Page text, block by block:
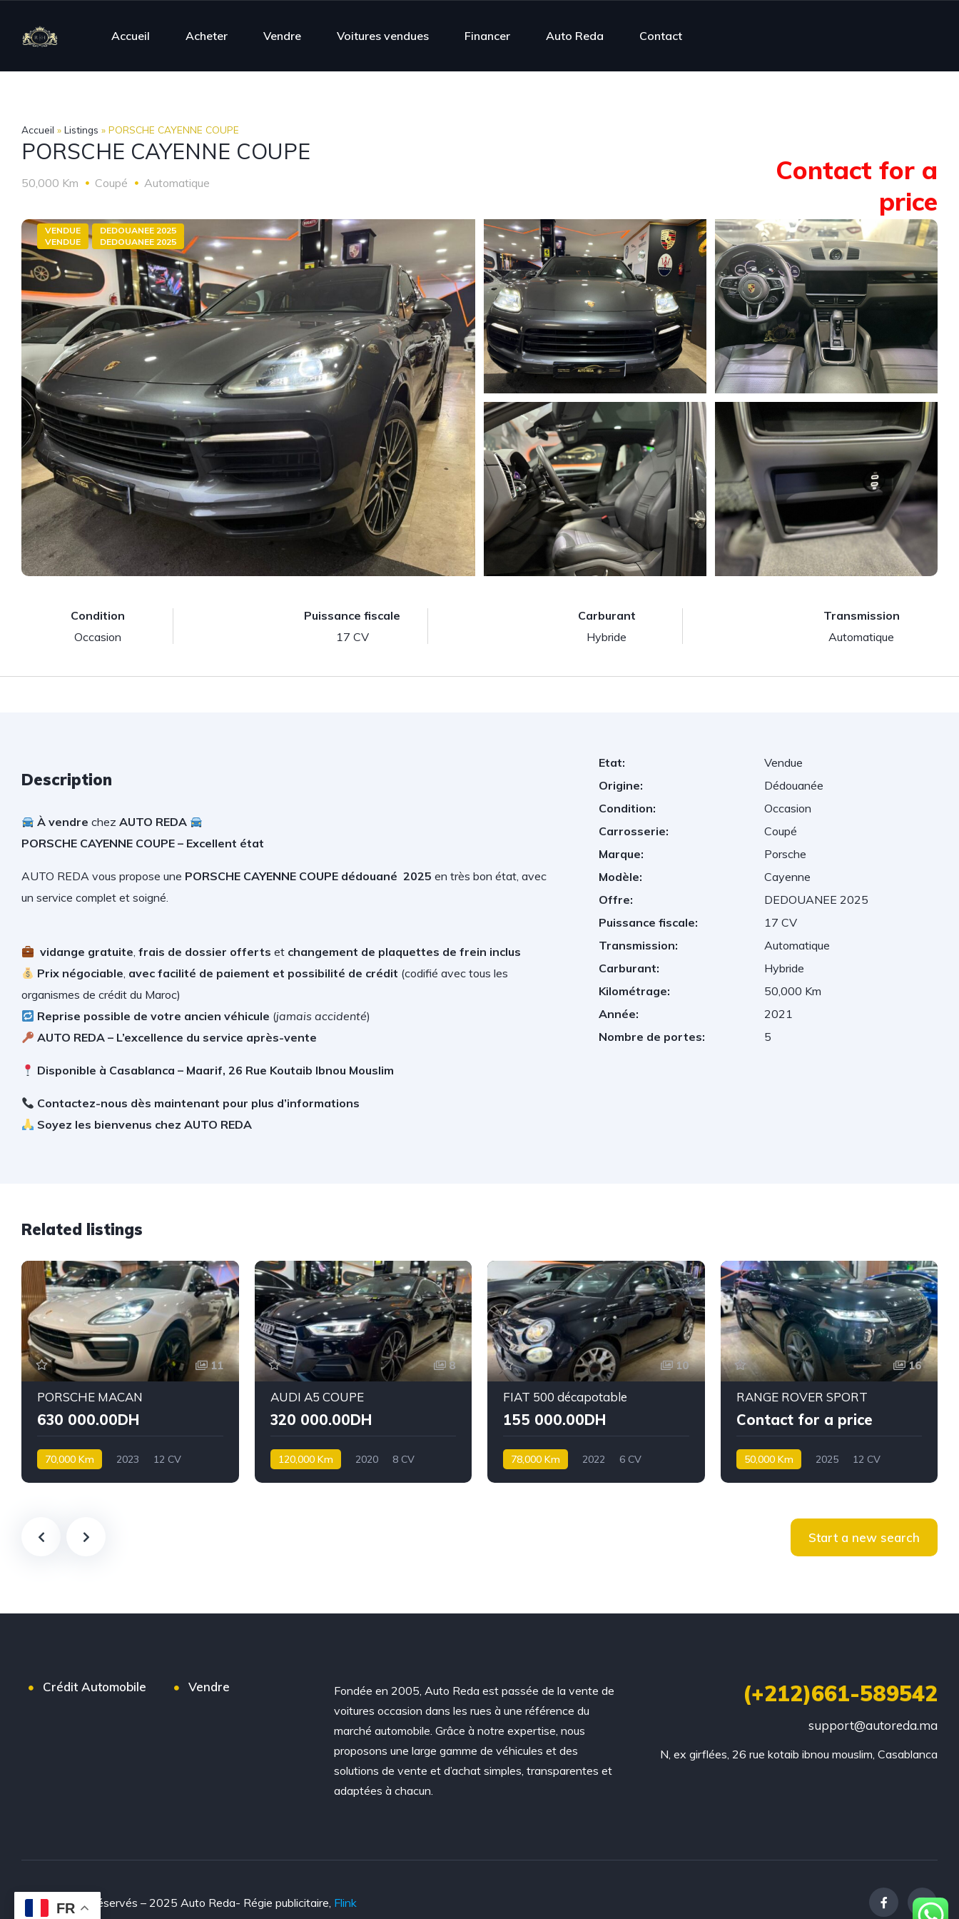
Accueil Acheter Vendre Voitures vendues Financer Auto Reda Contact
Accueil » Listings » PORSCHE CAYENNE COUPE
PORSCHE CAYENNE COUPE
50,000 Km Coupé Automatique
VENDUE DEDOUANEE 2025
Contact for a
price
VENDUE DEDOUANEE 2025
Condition
Occasion
Puissance fiscale
17 CV
Carburant
Hybride
Transmission
Automatique
Description
À vendre chez AUTO REDA
PORSCHE CAYENNE COUPE – Excellent état
AUTO REDA vous propose une PORSCHE CAYENNE COUPE dédouané 2025 en très bon état, avec
un service complet et soigné.
vidange gratuite,frais de dossier offerts et changement de plaquettes de frein inclus
Prix négociable, avec facilité de paiement et possibilité de crédit (codifié avec tous les
organismes de crédit du Maroc)
Reprise possible de votre ancien véhicule (jamais accidenté)
AUTO REDA – L’excellence du service après-vente
Disponible à Casablanca – Maarif, 26 Rue Koutaib Ibnou Mouslim
Contactez-nous dès maintenant pour plus d’informations
Soyez les bienvenus chez AUTO REDA
Etat:
Vendue
Origine:
Dédouanée
Condition:
Occasion
Carrosserie:
Coupé
Marque:
Porsche
Modèle:
Cayenne
Offre:
DEDOUANEE 2025
Puissance fiscale:
17 CV
Transmission:
Automatique
Carburant:
Hybride
Kilométrage:
50,000 Km
Année:
2021
Nombre de portes:
5
Related listings
11
PORSCHE MACAN
630 000.00DH
70,000 Km 2023
12 CV
8
AUDI A5 COUPE
320 000.00DH
120,000 Km 2020
8 CV
10
FIAT 500 décapotable
155 000.00DH
78,000 Km 2022
6 CV
16
RANGE ROVER SPORT
Contact for a price
50,000 Km 2025
12 CV
Start a new search
Crédit Automobile Vendre
Fondée en 2005, Auto Reda est passée de la vente de
voitures occasion dans les rues à une référence du
marché automobile. Grâce à notre expertise, nous
proposons une large gamme de véhicules et des
solutions de vente et d’achat simples, transparentes et
adaptées à chacun.
(+212)661-589542
support@autoreda.ma
N, ex girflées, 26 rue kotaib ibnou mouslim, Casablanca
© Tous droits réservés – 2025 Auto Reda- Régie publicitaire, Flink
FR